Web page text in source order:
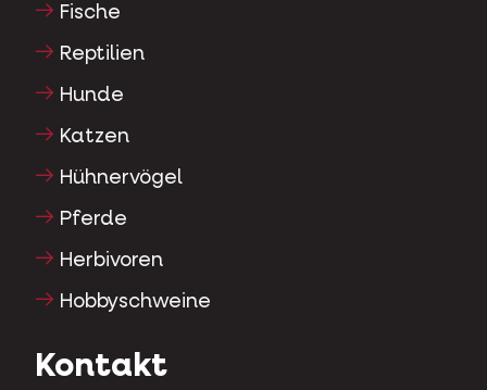
Fische
Reptilien
Hunde
Katzen
Hühnervögel
Pferde
Herbivoren
Hobbyschweine
Kontakt